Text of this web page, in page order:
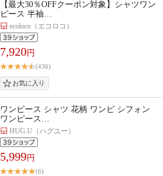
【最大30％OFFクーポン対象】シャツワン
ピース 半袖…
ecoloco（エコロコ）
7,920円
(436)
ワンピース シャツ 花柄 ワンピ シフォン
ワンピース…
HUG.U（ハグユー）
5,999円
(6)